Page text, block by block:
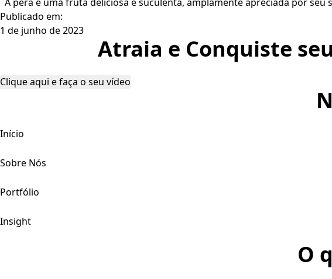
Publicado em:
1 de junho de 2023
Atraia e Conquiste
Clique aqui e faça o seu vídeo
Início
Sobre Nós
Portfólio
Insight
O